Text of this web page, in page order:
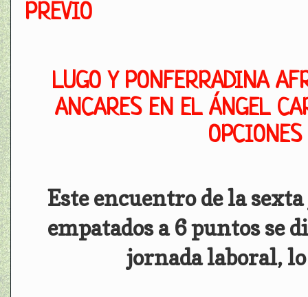
PREVIO
LUGO Y PONFERRADINA
ANCARES EN EL ÁNGEL
Este encuentro de la
empatados a 6 puntos se
jornada laboral,